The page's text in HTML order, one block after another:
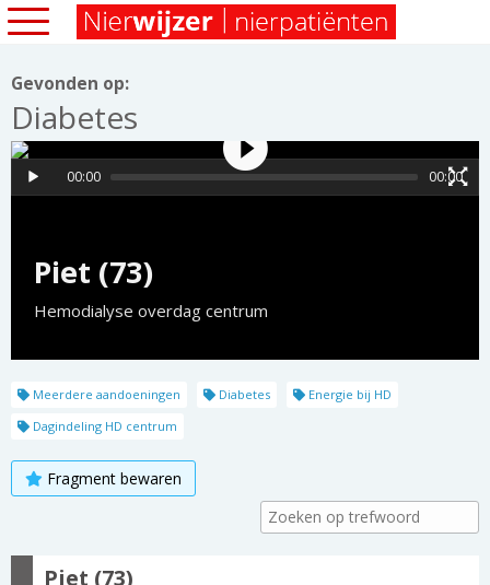
Gevonden op:
Diabetes
Piet (73)
Hemodialyse overdag centrum
00:00 00:00
Meerdere aandoeningen Diabetes
Energie bij HD
Dagindeling HD centrum
Fragment bewaren
Piet (73)